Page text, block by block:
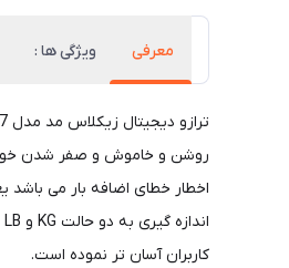
معرفی ویژگی ها :
کاربران آسان تر نموده است.